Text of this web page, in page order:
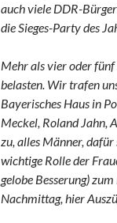
auch viele DDR-
die Sieges-Party des
Mehr als vier oder fünf
belasten. Wir trafen
Bayerisches Haus in
Meckel, Roland Jahn,
zu, alles Männer,
wichtige Rolle der
gelobe Besserung)
Nachmittag, hier